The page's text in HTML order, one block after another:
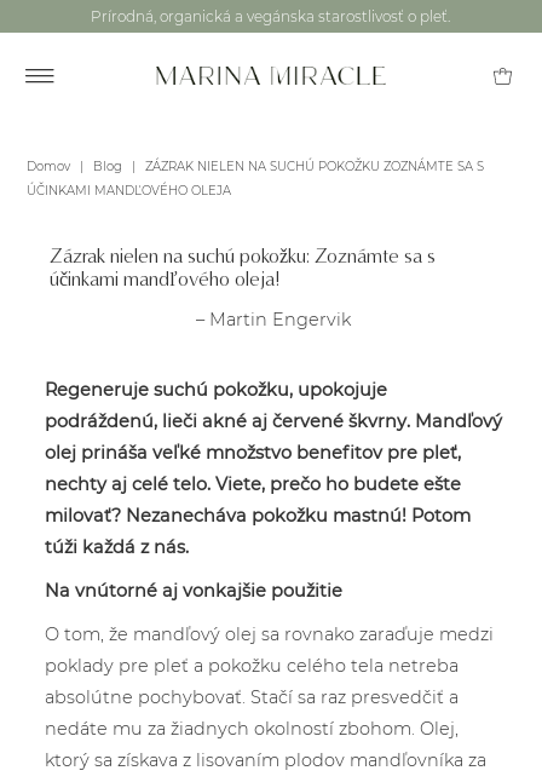
Prírodná, organická a vegánska starostlivosť o pleť.
Domov | Blog |
ZÁZRAK NIELEN NA SUCHÚ POKOŽKU ZOZNÁMTE SA S
ÚČINKAMI MANDĽOVÉHO OLEJA
Zázrak nielen na suchú pokožku: Zoznámte sa s
účinkami mandľového oleja!
– Martin Engervik
Regeneruje suchú pokožku, upokojuje
podráždenú, lieči akné aj červené škvrny. Mandľový
olej prináša veľké množstvo benefitov pre pleť,
nechty aj celé telo. Viete, prečo ho budete ešte
milovať? Nezanecháva pokožku mastnú! Potom
túži každá z nás.
Na vnútorné aj vonkajšie použitie
O tom, že mandľový olej sa rovnako zaraďuje medzi
poklady pre pleť a pokožku celého tela netreba
absolútne pochybovať. Stačí sa raz presvedčiť a
nedáte mu za žiadnych okolností zbohom. Olej,
ktorý sa získava z lisovaním plodov mandľovníka za